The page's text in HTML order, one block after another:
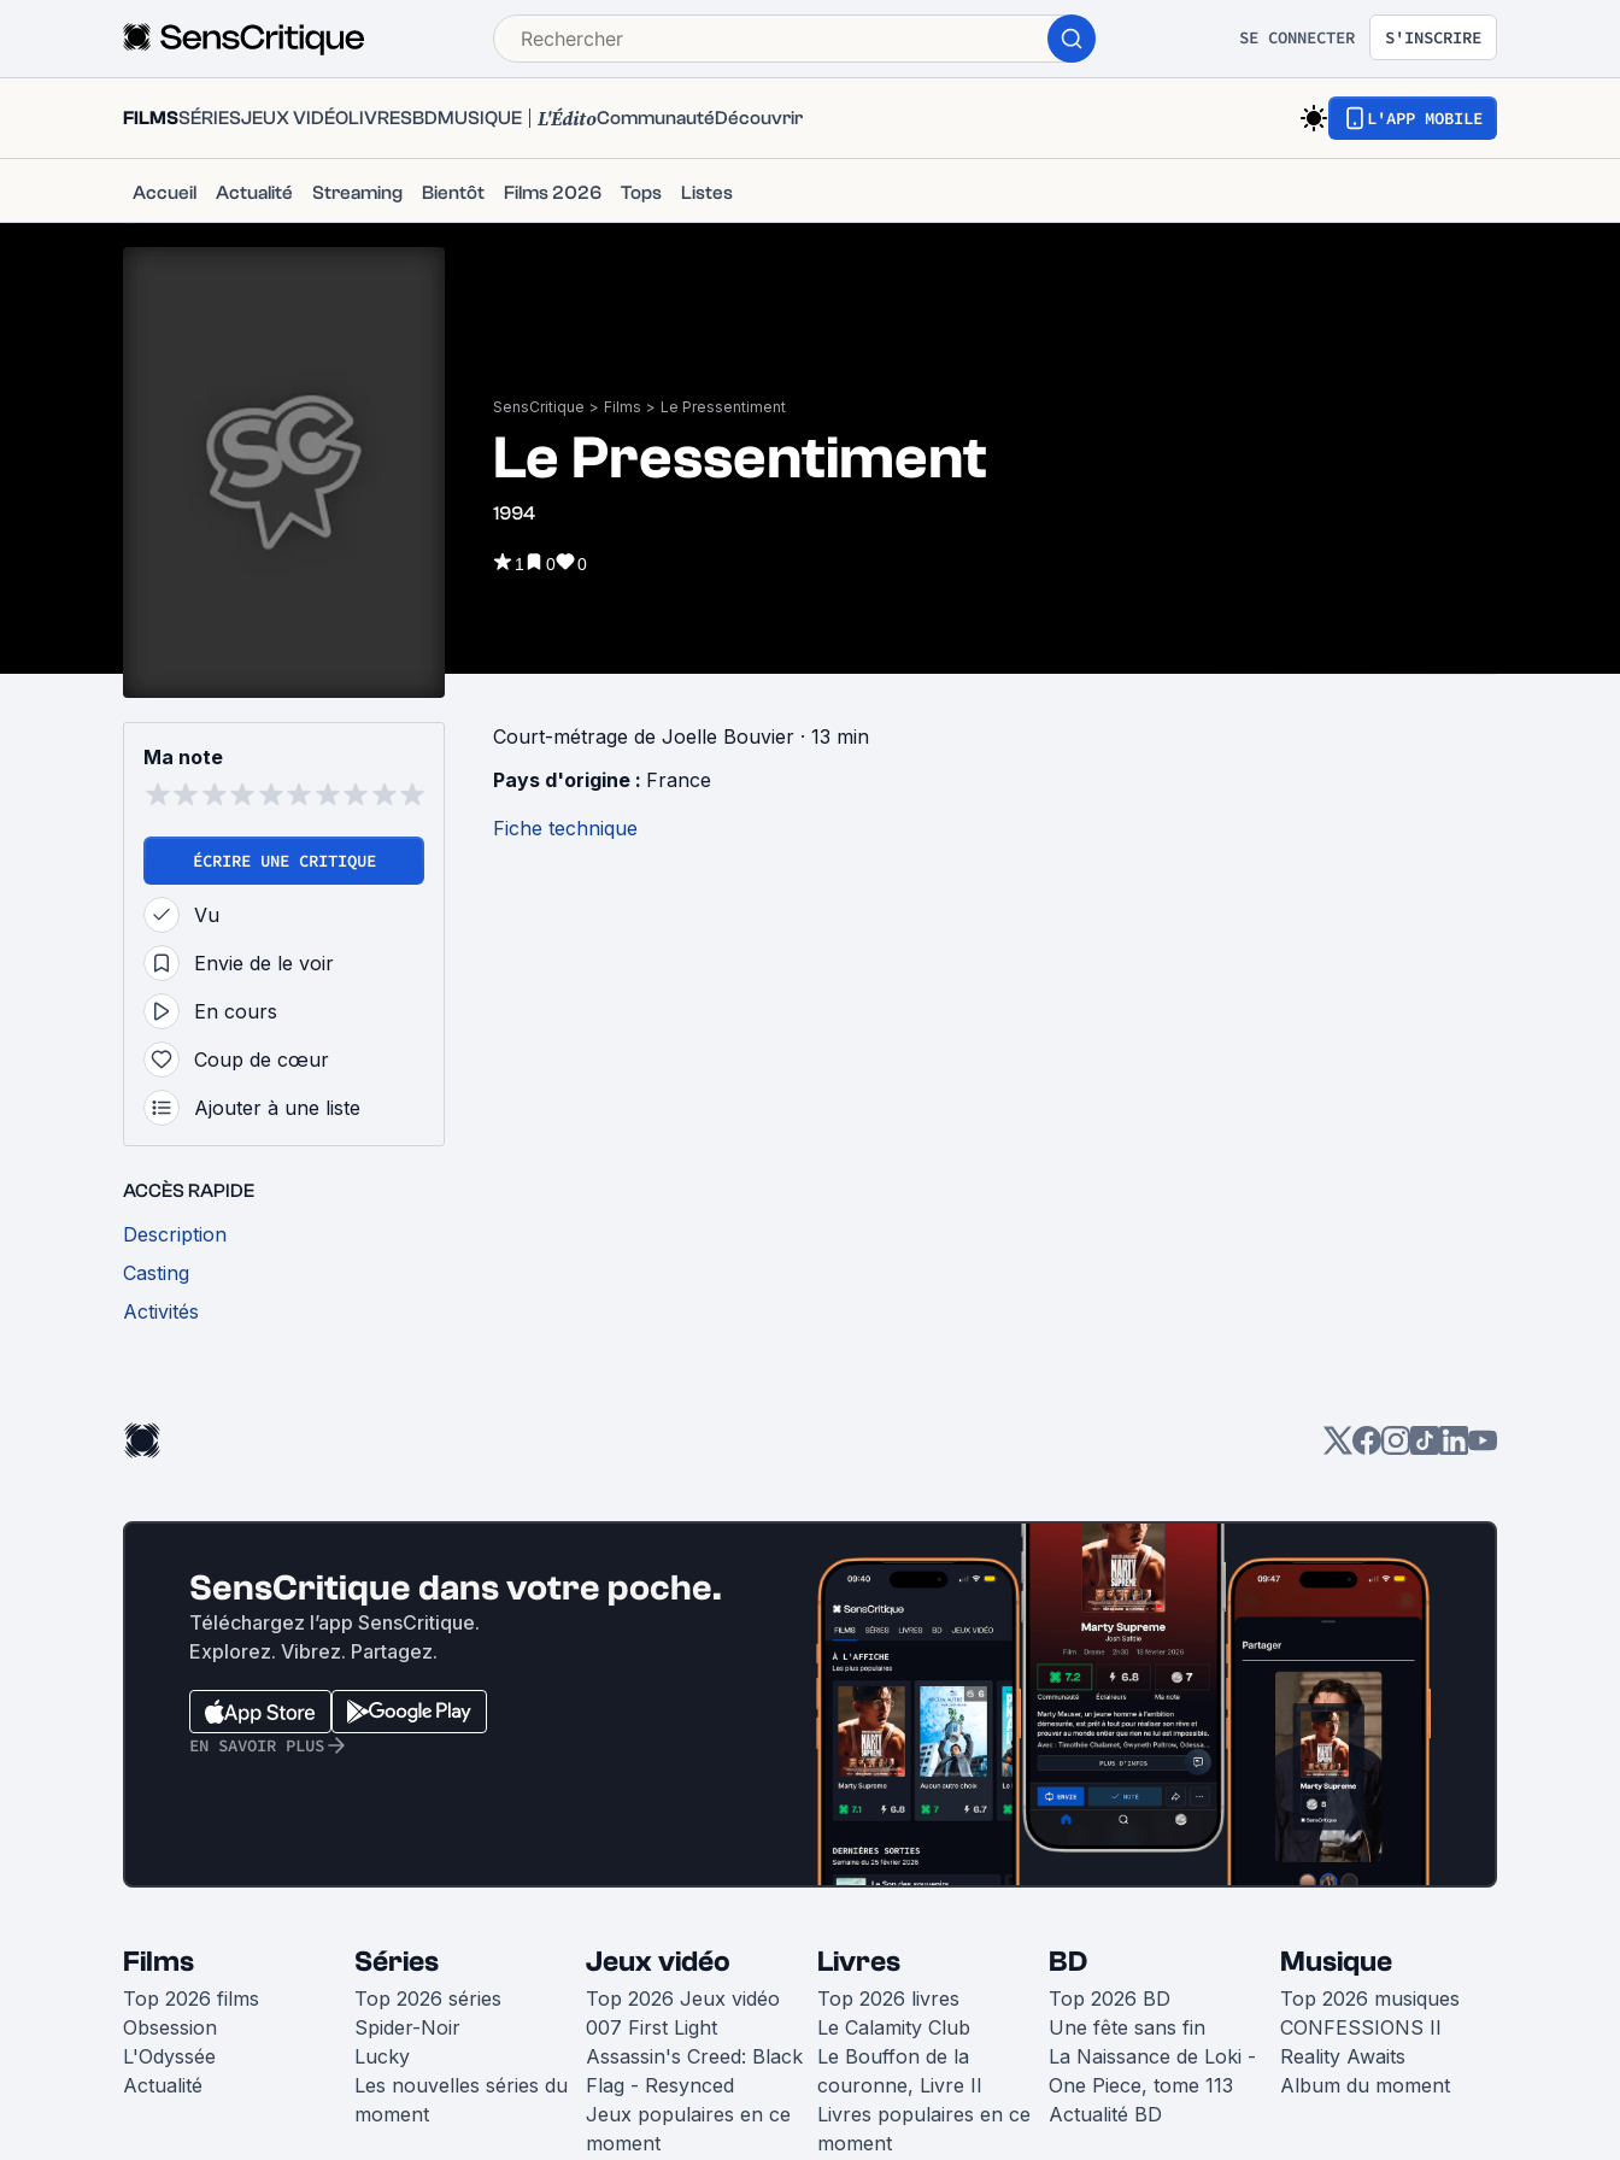
SE CONNECTER S'INSCRIRE
FILMSSÉRIESJEUX VIDÉOLIVRESBDMUSIQUE L'ÉditoCommunautéDécouvrir L'APP MOBILE
Accueil Actualité Streaming Bientôt Films 2026 Tops Listes
SensCritique > Films > Le Pressentiment
Le Pressentiment
1994
1 0 0
Ma note
ÉCRIRE UNE CRITIQUE
Vu
Envie de le voir
En cours
Coup de cœur
Ajouter à une liste
ACCÈS RAPIDE
Description
Casting
Activités
Court-métrage de Joelle Bouvier · 13 min
Pays d'origine : France
Fiche technique
SensCritique dans votre poche.
Téléchargez l’app SensCritique.
Explorez. Vibrez. Partagez.
EN SAVOIR PLUS
Films
Top 2026 films
Obsession
L'Odyssée
Actualité
Séries
Top 2026 séries
Spider-Noir
Lucky
Les nouvelles séries du
moment
Jeux vidéo
Top 2026 Jeux vidéo
007 First Light
Assassin's Creed: Black
Flag - Resynced
Jeux populaires en ce
moment
Livres
Top 2026 livres
Le Calamity Club
Le Bouffon de la
couronne, Livre II
Livres populaires en ce
moment
BD
Top 2026 BD
Une fête sans fin
La Naissance de Loki -
One Piece, tome 113
Actualité BD
Musique
Top 2026 musiques
CONFESSIONS II
Reality Awaits
Album du moment